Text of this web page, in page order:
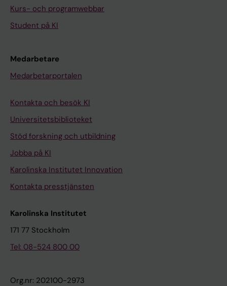
Kurs- och programwebbar
Student på KI
Medarbetare
Medarbetarportalen
Kontakta och besök KI
Universitetsbiblioteket
Stöd forskning och utbildning
Jobba på KI
Karolinska Institutet Innovation
Kontakta presstjänsten
Karolinska Institutet
171 77 Stockholm
Tel: 08-524 800 00
Org.nr: 202100-2973